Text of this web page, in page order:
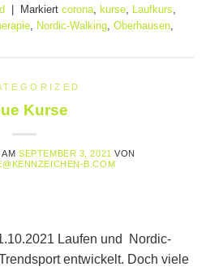
Markiert corona kurse Laufkurs
Nordic-Walking Oberhausen
Kurse
AMSEPTEMBER 3, 2021 VON
B.COM
Laufen und Nordic-
entwickelt. Doch viele